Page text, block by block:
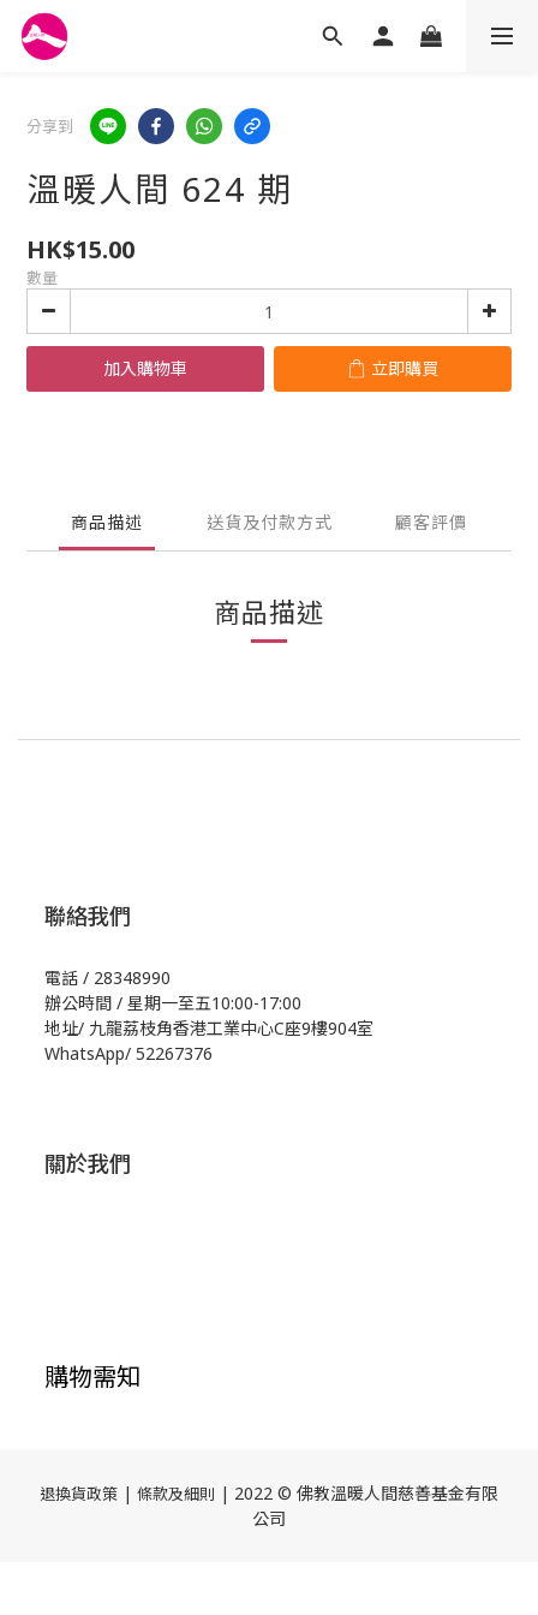
分享到
溫暖人間 624 期
HK$15.00
數量
加入購物車 立即購買
商品描述 送貨及付款方式 顧客評價
商品描述
聯絡我們
電話 / 28348990
辦公時間 / 星期一至五10:00-17:00
地址/ 九龍荔枝角香港工業中心C座9樓904室
WhatsApp/ 52267376
關於我們
購物需知
退換貨政策 | 條款及細則 | 2022 © 佛教溫暖人間慈善基金有限
公司